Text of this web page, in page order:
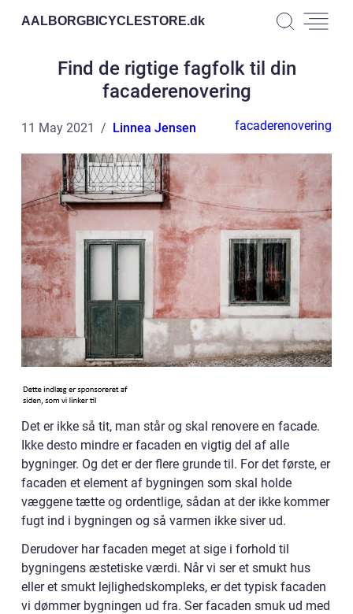
AALBORGBICYCLESTORE.dk
Find de rigtige fagfolk til din
facaderenovering
11 May 2021 Linnea Jensen facaderenovering
Det er ikke så tit, man står og skal renovere en facade.
Ikke desto mindre er facaden en vigtig del af alle
bygninger. Og det er der flere grunde til. For det første, er
facaden et element af bygningen som skal holde
væggene tætte og ordentlige, sådan at der ikke kommer
fugt ind i bygningen og så varmen ikke siver ud.
Derudover har facaden meget at sige i forhold til
bygningens æstetiske værdi. Når vi ser et smukt hus
eller et smukt lejlighedskompleks, er det typisk facaden
vi dømmer bygningen ud fra. Ser facaden smuk ud med